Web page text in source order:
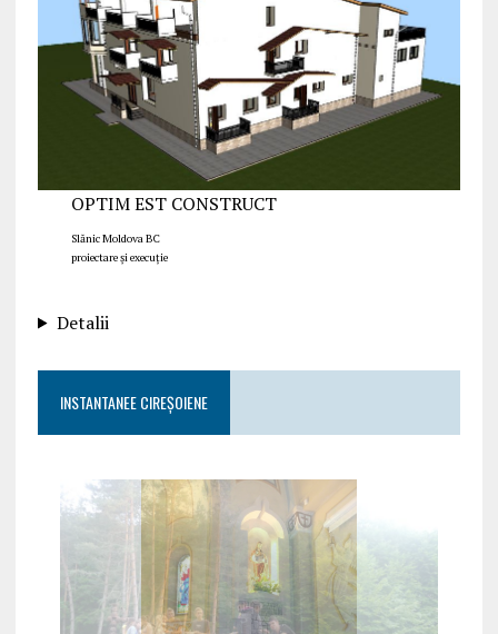
OPTIM EST CONSTRUCT
Slănic Moldova BC
proiectare și execuție
Detalii
INSTANTANEE CIREȘOIENE